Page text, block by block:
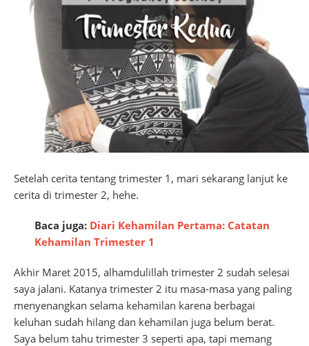
Setelah cerita tentang trimester 1, mari sekarang lanjut ke
cerita di trimester 2, hehe.
Baca juga: Diari Kehamilan Pertama: Catatan
Kehamilan Trimester 1
Akhir Maret 2015, alhamdulillah trimester 2 sudah selesai
saya jalani. Katanya trimester 2 itu masa-masa yang paling
menyenangkan selama kehamilan karena berbagai
keluhan sudah hilang dan kehamilan juga belum berat.
Saya belum tahu trimester 3 seperti apa, tapi memang